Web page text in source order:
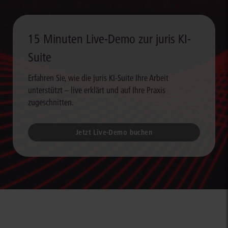
15 Minuten Live-Demo zur juris KI-
Suite
Erfahren Sie, wie die juris KI-Suite Ihre Arbeit
unterstützt – live erklärt und auf Ihre Praxis
zugeschnitten.
Jetzt Live-Demo buchen